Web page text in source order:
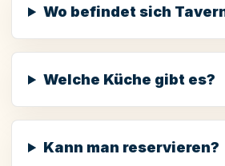
Wo befindet sich
Welche Küche gibt es?
Kann man reservieren?